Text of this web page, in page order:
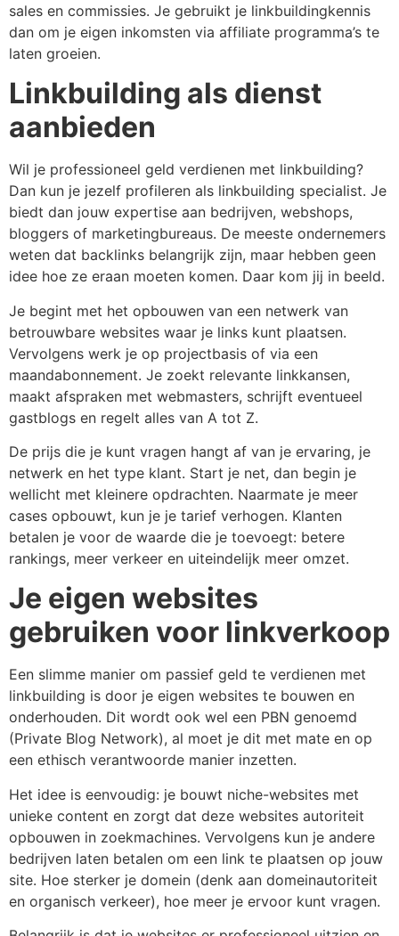
sales en commissies. Je gebruikt je linkbuildingkennis
dan om je eigen inkomsten via affiliate programma’s te
laten groeien.
Linkbuilding als dienst
aanbieden
Wil je professioneel geld verdienen met linkbuilding?
Dan kun je jezelf profileren als linkbuilding specialist. Je
biedt dan jouw expertise aan bedrijven, webshops,
bloggers of marketingbureaus. De meeste ondernemers
weten dat backlinks belangrijk zijn, maar hebben geen
idee hoe ze eraan moeten komen. Daar kom jij in beeld.
Je begint met het opbouwen van een netwerk van
betrouwbare websites waar je links kunt plaatsen.
Vervolgens werk je op projectbasis of via een
maandabonnement. Je zoekt relevante linkkansen,
maakt afspraken met webmasters, schrijft eventueel
gastblogs en regelt alles van A tot Z.
De prijs die je kunt vragen hangt af van je ervaring, je
netwerk en het type klant. Start je net, dan begin je
wellicht met kleinere opdrachten. Naarmate je meer
cases opbouwt, kun je je tarief verhogen. Klanten
betalen je voor de waarde die je toevoegt: betere
rankings, meer verkeer en uiteindelijk meer omzet.
Je eigen websites
gebruiken voor linkverkoop
Een slimme manier om passief geld te verdienen met
linkbuilding is door je eigen websites te bouwen en
onderhouden. Dit wordt ook wel een PBN genoemd
(Private Blog Network), al moet je dit met mate en op
een ethisch verantwoorde manier inzetten.
Het idee is eenvoudig: je bouwt niche-websites met
unieke content en zorgt dat deze websites autoriteit
opbouwen in zoekmachines. Vervolgens kun je andere
bedrijven laten betalen om een link te plaatsen op jouw
site. Hoe sterker je domein (denk aan domeinautoriteit
en organisch verkeer), hoe meer je ervoor kunt vragen.